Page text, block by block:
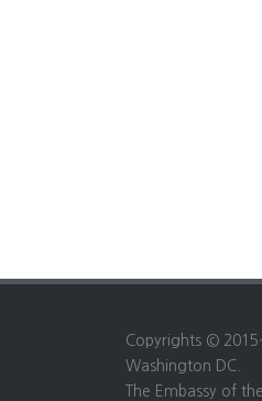
Copyrights ©
Washington DC.
The Embassy of